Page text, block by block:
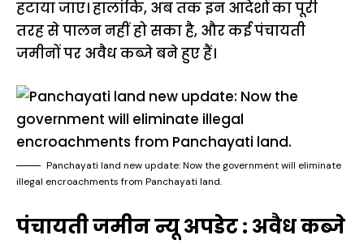
हटाया जाए। हालांकि, अब तक इन आदेशों का पूरी
तरह से पालन नहीं हो सका है, और कई पंचायती
जमीनों पर अवैध कब्जे बने हुए हैं।
Panchayati land new update: Now the government will eliminate
illegal encroachments from Panchayati land.
पंचायती जमीन न्यू अपडेट : अवैध कब्जे